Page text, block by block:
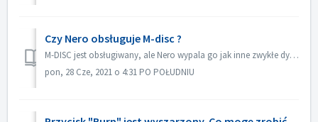
Czy Nero obsługuje M-disc ?
M-DISC jest obsługiwany, ale Nero wypala go jak inne zwykłe dyski. Nie ma żadnego specjalnego traktowania w tym zakresie.
pon, 28 Cze, 2021 o 4:31 PO POŁUDNIU